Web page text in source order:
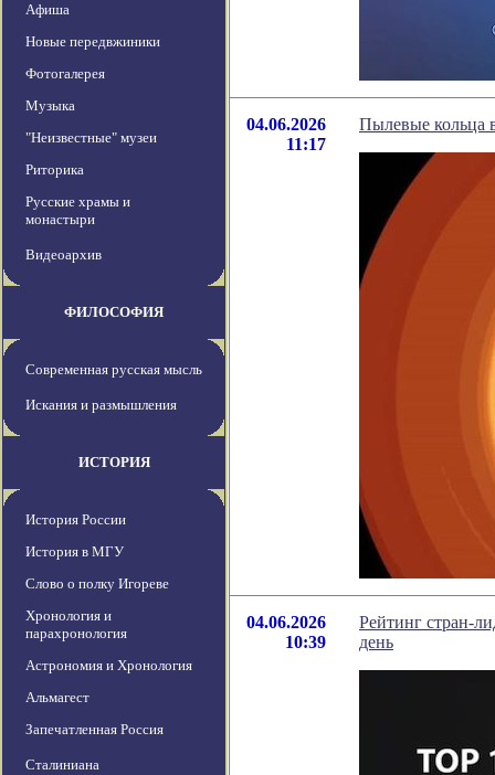
Афиша
Новые передвжиники
Фотогалерея
Музыка
"Неизвестные" музеи
Риторика
Русские храмы и
монастыри
Видеоархив
ФИЛОСОФИЯ
Современная русская мысль
Искания и размышления
ИСТОРИЯ
История России
История в МГУ
Слово о полку Игореве
Хронология и
парахронология
Астрономия и Хронология
Альмагест
Запечатленная Россия
Сталиниана
04.06.2026
11:17
Пылевые кольца
04.06.2026
10:39
Рейтинг стран-
день